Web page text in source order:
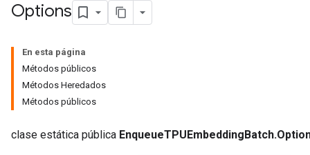
Options
En esta página
Métodos públicos
Métodos Heredados
Métodos públicos
clase estática pública